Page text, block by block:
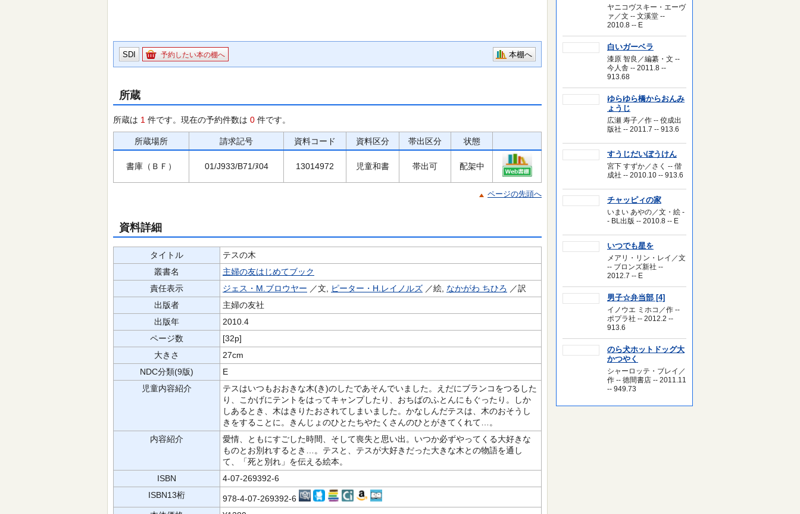
SDI 予約したい本の棚へ 本棚へ
所蔵
所蔵は 1 件です。現在の予約件数は 0 件です。
所蔵場所 請求記号 資料コード 資料区分 帯出区分 状態
書庫（ＢＦ） 01/J933/B71/ﾇ04 13014972 児童和書 帯出可 配架中
ページの先頭へ
資料詳細
タイトル
テスの木
叢書名
主婦の友はじめてブック
責任表示
ジェス・M.ブロウヤー ／文, ピーター・H.レイノルズ ／絵, なかがわ ちひろ ／訳
出版者
主婦の友社
出版年
2010.4
ページ数
[32p]
大きさ
27cm
NDC分類(9版)
E
児童内容紹介
テスはいつもおおきな木(き)のしたであそんでいました。えだにブランコをつるした
り、こかげにテントをはってキャンプしたり、おちばのふとんにもぐったり。しか
しあるとき、木はきりたおされてしまいました。かなしんだテスは、木のおそうし
きをすることに。きんじょのひとたちやたくさんのひとがきてくれて…。
内容紹介
愛情、ともにすごした時間、そして喪失と思い出。いつか必ずやってくる大好きな
ものとお別れするとき…。テスと、テスが大好きだった大きな木との物語を通し
て、「死と別れ」を伝える絵本。
ISBN
4-07-269392-6
ISBN13桁
978-4-07-269392-6
ヤニコヴスキー・エーヴ
ァ／文 -- 文溪堂 --
2010.8 -- E
白いガーベラ
漆原 智良／編纂・文 --
今人舎 -- 2011.8 --
913.68
ゆらゆら橋からおんみ
ょうじ
広瀬 寿子／作 -- 佼成出
版社 -- 2011.7 -- 913.6
すうじだいぼうけん
宮下 すずか／さく -- 偕
成社 -- 2010.10 -- 913.6
チャッピィの家
いまい あやの／文・絵 -
- BL出版 -- 2010.8 -- E
いつでも星を
メアリ・リン・レイ／文
-- ブロンズ新社 --
2012.7 -- E
男子☆弁当部 [4]
イノウエ ミホコ／作 --
ポプラ社 -- 2012.2 --
913.6
のら犬ホットドッグ大
かつやく
シャーロッテ・ブレイ／
作 -- 徳間書店 -- 2011.11
-- 949.73